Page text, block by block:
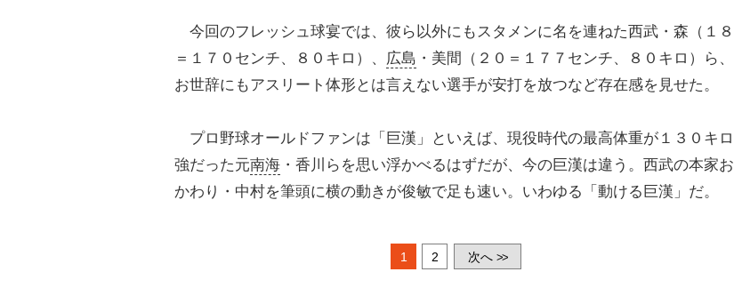
今回のフレッシュ球宴では、彼ら以外にもスタメンに名を連ねた西武・森（１８
＝１７０センチ、８０キロ）、 広島 ・美間（２０＝１７７センチ、８０キロ）ら、
お世辞にもアスリート体形とは言えない選手が安打を放つなど存在感を見せた。
プロ野球オールドファンは「巨漢」といえば、現役時代の最高体重が１３０キロ
強だった元南海 ・香川らを思い浮かべるはずだが、今の巨漢は違う。西武の本家お
かわり・中村を筆頭に横の動きが俊敏で足も速い。いわゆる「動ける巨漢」だ。
1 2 次へ >>